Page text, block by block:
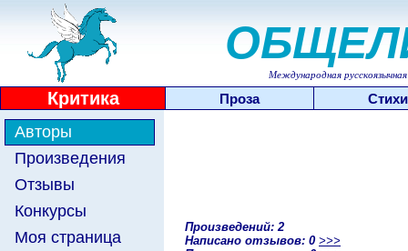
Международная
Критика Проза Стихи
Авторы
Произведения
Отзывы
Конкурсы
Моя страница
Произведений: 2
Написано отзывов: 0 >>>